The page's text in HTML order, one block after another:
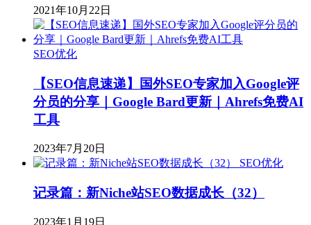
2021年10月22日
SEO优化
【SEO信息速递】国外SEO专家加入Google评
分员的分享｜Google Bard更新｜Ahrefs免费AI
工具
2023年7月20日
SEO优化
记录篇：新Niche站SEO数据成长（32）
2023年1月19日